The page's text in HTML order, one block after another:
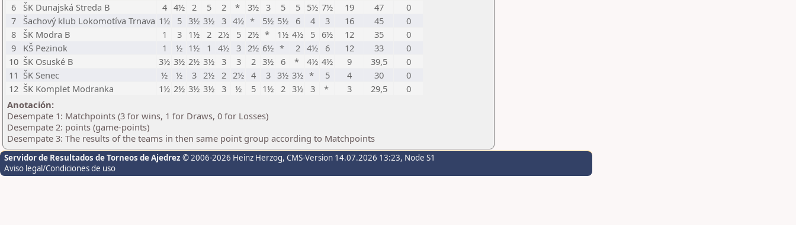
6
ŠK Dunajská Streda B 4 4½ 2 5 2 * 3½ 3 5 5 5½ 7½ 19 47
0
7
Šachový klub Lokomotíva Trnava 1½ 5 3½ 3½ 3 4½ * 5½ 5½ 6 4 3 16 45
0
8
ŠK Modra B 1 3 1½ 2 2½ 5 2½ * 1½ 4½ 5 6½ 12 35
0
9
KŠ Pezinok 1 ½ 1½ 1 4½ 3 2½ 6½ * 2 4½ 6 12 33
0
10 ŠK Osuské B 3½ 3½ 2½ 3½ 3 3 2 3½ 6 * 4½ 4½ 9 39,5
0
11 ŠK Senec ½ ½ 3 2½ 2 2½ 4 3 3½ 3½ * 5 4 30
0
12 ŠK Komplet Modranka 1½ 2½ 3½ 3½ 3 ½ 5 1½ 2 3½ 3 * 3 29,5
0
Anotación:
Desempate 1: Matchpoints (3 for wins, 1 for Draws, 0 for Losses)
Desempate 2: points (game-points)
Desempate 3: The results of the teams in then same point group according to Matchpoints
Servidor de Resultados de Torneos de Ajedrez © 2006-2026 Heinz Herzog, CMS-Version 14.07.2026 13:23, Node S1
Aviso legal/Condiciones de uso